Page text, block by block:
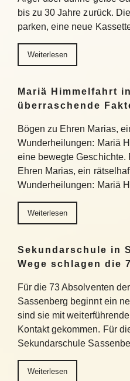
bis zu 30 Jahre zurück.
parken, eine neue
Weiterlesen
Mariä Himmelfahrt
überraschende
Bögen zu Ehren Marias,
Wunderheilungen: Mariä
eine bewegte Geschichte.
Ehren Marias, ein
Wunderheilungen: Mariä
Weiterlesen
Sekundarschule in
Wege schlagen die
Für die 73 Absolventen
Sassenberg beginnt ein
sind sie mit
Kontakt gekommen. Für
Sekundarschule
Weiterlesen